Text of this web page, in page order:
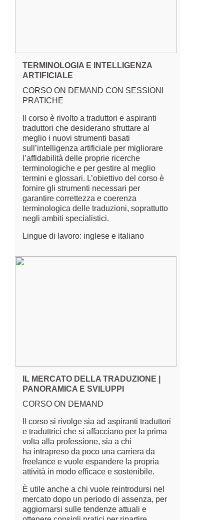
TERMINOLOGIA E INTELLIGENZA
ARTIFICIALE
CORSO ON DEMAND CON SESSIONI
PRATICHE
Il corso è rivolto a traduttori e aspiranti
traduttori che desiderano sfruttare al
meglio i nuovi strumenti basati
sull’intelligenza artificiale per migliorare
l’affidabilità delle proprie ricerche
terminologiche e per gestire al meglio
termini e glossari. L’obiettivo del corso è
fornire gli strumenti necessari per
garantire correttezza e coerenza
terminologica delle traduzioni, soprattutto
negli ambiti specialistici.
Lingue di lavoro: inglese e italiano
IL MERCATO DELLA TRADUZIONE |
PANORAMICA E SVILUPPI
CORSO ON DEMAND
Il corso si rivolge sia ad aspiranti traduttori
e traduttrici che si affacciano per la prima
volta alla professione, sia a chi
ha intrapreso da poco una carriera da
freelance e vuole espandere la propria
attività in modo efficace e sostenibile.
È utile anche a chi vuole reintrodursi nel
mercato dopo un periodo di assenza, per
aggiornarsi sulle tendenze attuali e